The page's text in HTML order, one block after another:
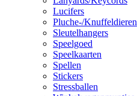
Lucifers
Pluche-/Knuffeldieren
Sleutelhangers
Speelgoed
Speelkaarten
Spellen
Stickers
Stressballen